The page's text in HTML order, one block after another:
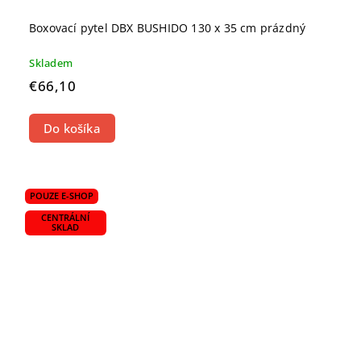
Boxovací pytel DBX BUSHIDO 130 x 35 cm prázdný
Skladem
€66,10
Do košíka
POUZE E-SHOP
CENTRÁLNÍ
SKLAD